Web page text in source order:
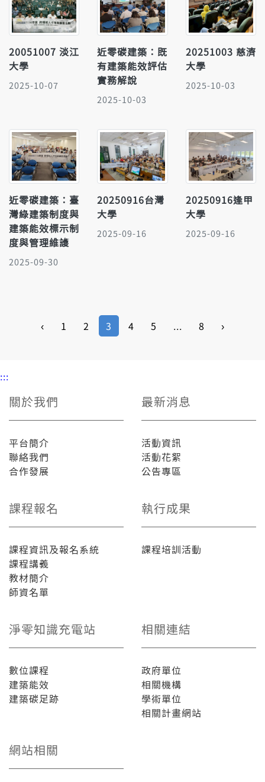
20051007 淡江
大學
2025-10-07
近零碳建築：既
有建築能效評估
實務解說
2025-10-03
20251003 慈濟
大學
2025-10-03
近零碳建築：臺
灣綠建築制度與
建築能效標示制
度與管理維護
2025-09-30
20250916台灣
大學
2025-09-16
20250916逢甲
大學
2025-09-16
‹ 1 2 3 4 5 ... 8 ›
:::
關於我們
平台簡介
聯絡我們
合作發展
最新消息
活動資訊
活動花絮
公告專區
課程報名
課程資訊及報名系統
課程講義
教材簡介
師資名單
執行成果
課程培訓活動
淨零知識充電站
數位課程
建築能效
建築碳足跡
相關連結
政府單位
相關機構
學術單位
相關計畫網站
網站相關